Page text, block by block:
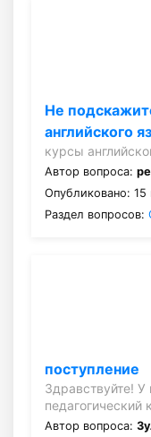
Не
английского
курсы
Автор вопроса:
Опубликовано:
Раздел вопросов:
поступление
Здравствуйте!
Автор вопроса: